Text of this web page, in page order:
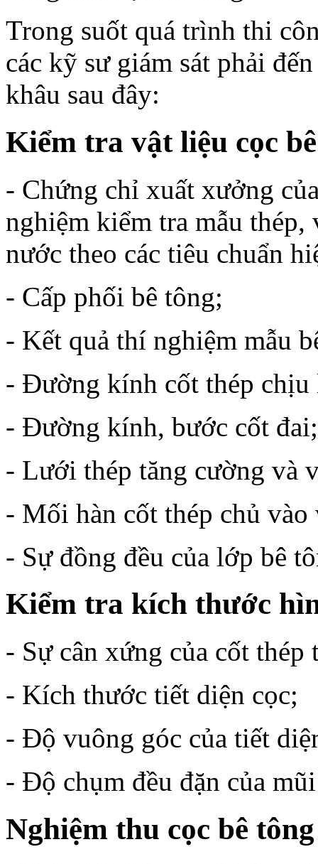
Trong suốt quá trình thi
các kỹ sư giám sát phải
khâu sau đây:
Kiểm tra vật liệu cọc
- Chứng chỉ xuất xưởng
nghiệm kiểm tra mẫu
nước theo các tiêu chuẩn
- Cấp phối bê tông;
- Kết quả thí nghiệm mẫu
- Đường kính cốt thép chịu
- Đường kính, bước cốt đai;
- Lưới thép tăng cường và
- Mối hàn cốt thép chủ vào
- Sự đồng đều của lớp bê
Kiểm tra kích thước
- Sự cân xứng của cốt
- Kích thước tiết diện cọc;
- Độ vuông góc của tiết
- Độ chụm đều đặn của
Nghiệm thu cọc bê